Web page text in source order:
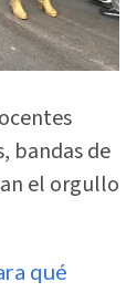
bandas de
el orgullo
qué